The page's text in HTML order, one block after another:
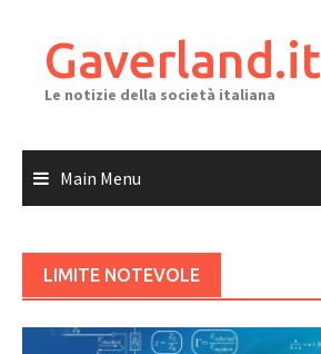
contentGaverland.it
Le notizie della società italiana
Main Menu
LIMITE NOTEVOLE